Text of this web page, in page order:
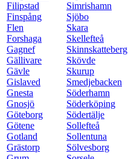
Filipstad
Finspång
Flen
Forshaga
Gagnef
Gällivare
Gävle
Gislaved
Gnesta
Gnosjö
Göteborg
Götene
Gotland
Grästorp
Simrishamn
Sjöbo
Skara
Skellefteå
Skinnskatteberg
Skövde
Skurup
Smedjebacken
Söderhamn
Söderköping
Södertälje
Sollefteå
Sollentuna
Sölvesborg